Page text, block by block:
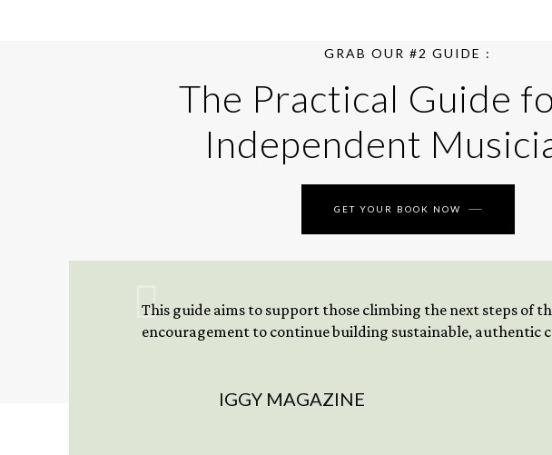
GRAB OUR #2 GUIDE :
The Practical Guide
Independent
GET YOUR BOOK NOW
This guide aims to support those climbing the next steps of
encouragement to continue building sustainable, authentic
IGGY MAGAZINE